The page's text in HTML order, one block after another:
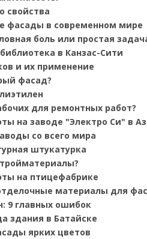
свойства
фасады в современном мире
боль или простая
в Канзас-Сити
и их применение
фасад?
для ремонтных работ?
на заводе "Электро Си" в
со всего мира
штукатурка
на птицефабрике
материалы для
9 главных ошибок
здания в Батайске
ярких цветов